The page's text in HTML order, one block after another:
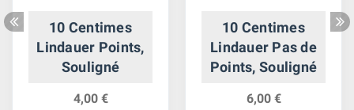
10 Centimes
Lindauer Points,
Souligné
4,00 €
10 Centimes
Lindauer Pas de
Points, Souligné
6,00 €